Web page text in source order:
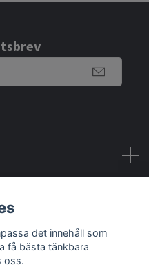
det innehåll som
få bästa tänkbara
oss.